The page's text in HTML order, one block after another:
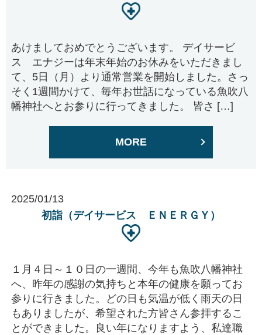
あけましておめでとうございます。 デイサービ
ス エナジーは年末年始のお休みをいただきまし
て、5日（月）より通常営業を開始しました。さっ
そく1週間かけて、毎年お世話になっている魚吹八
幡神社へとお参りに行ってきました。 皆さ […]
MORE
2025/01/13
初詣（デイサービス ＥＮＥＲＧＹ）
１月４日～１０日の一週間、今年も魚吹八幡神社
へ、昨年の感謝の気持ちと本年の健康を願ってお
参りに行きました。どの日も気温が低く雨天の日
もありましたが、希望された方皆さん参拝するこ
とができました。良い年になりますよう、私達職